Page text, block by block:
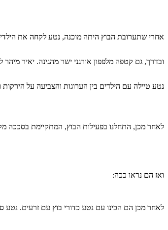
אחרי שתערובת הבוץ היתה מוכנה, נטע לקחה את
ובדרך, גם קטפה מלפפון אורגני ישר מהגינה. יאיר מיהר
נטע טיילה עם הילדים בין הערוגות והצביעה על
לאחר מכן, התחלנו בפעילות הבוץ, המתקיימת בסככה
ואז הם נראו ככה:
לאחר מכן הם הכינו עם נטע כדורי בוץ עם זרעים. נטע